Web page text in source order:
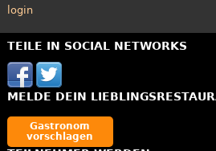
login
TEILE IN SOCIAL NETWORKS
MELDE DEIN
Gastronom
vorschlagen